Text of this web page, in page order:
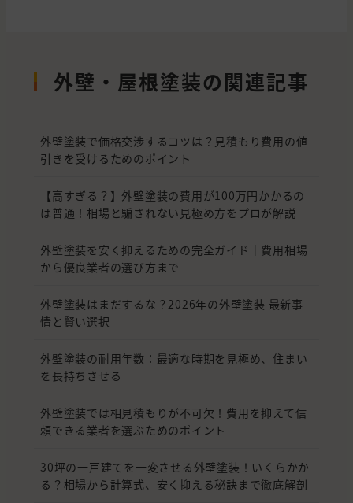
外壁・屋根塗装の関連記事
外壁塗装で価格交渉するコツは？見積もり費用の値
引きを受けるためのポイント
【高すぎる？】外壁塗装の費用が100万円かかるの
は普通！相場と騙されない見極め方をプロが解説
外壁塗装を安く抑えるための完全ガイド｜費用相場
から優良業者の選び方まで
外壁塗装はまだするな？2026年の外壁塗装 最新事
情と賢い選択
外壁塗装の耐用年数：最適な時期を見極め、住まい
を長持ちさせる
外壁塗装では相見積もりが不可欠！費用を抑えて信
頼できる業者を選ぶためのポイント
30坪の一戸建てを一変させる外壁塗装！いくらかか
る？相場から計算式、安く抑える秘訣まで徹底解剖